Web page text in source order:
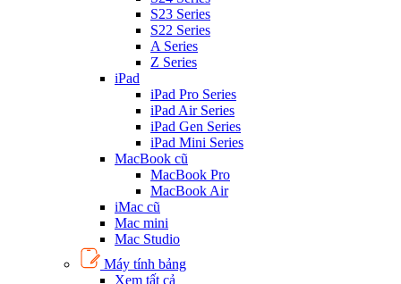
S23 Series
S22 Series
A Series
Z Series
iPad
iPad Pro Series
iPad Air Series
iPad Gen Series
iPad Mini Series
MacBook cũ
MacBook Pro
MacBook Air
iMac cũ
Mac mini
Mac Studio
Máy tính bảng
Xem tất cả